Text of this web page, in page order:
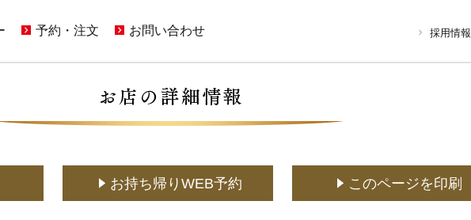
かっぱ寿司
予約・注文
(ポイント利用はこちら)
宅配デリバリー(UberEats・出前館)
お問い合わせ
店舗用地に関するお問い合わせ
採用情報
お持ち帰りWEB予約 このページを印刷